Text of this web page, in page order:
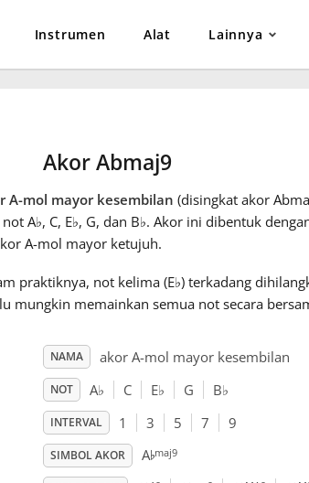
Instrumen Alat Lainnya
Akor Abmaj9
A-mol mayor kesembilan (disingkat akor
A♭, C, E♭, G, dan B♭. Akor ini dibentuk
A-mol mayor ketujuh.
praktiknya, not kelima (E♭) terkadang
mungkin memainkan semua not secara
NAMA akor A-mol mayor kesembilan
NOT A♭ C E♭ G B♭
INTERVAL 1 3 5 7 9
SIMBOL AKOR A♭maj9